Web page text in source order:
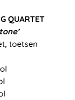
QUARTET
toetsen